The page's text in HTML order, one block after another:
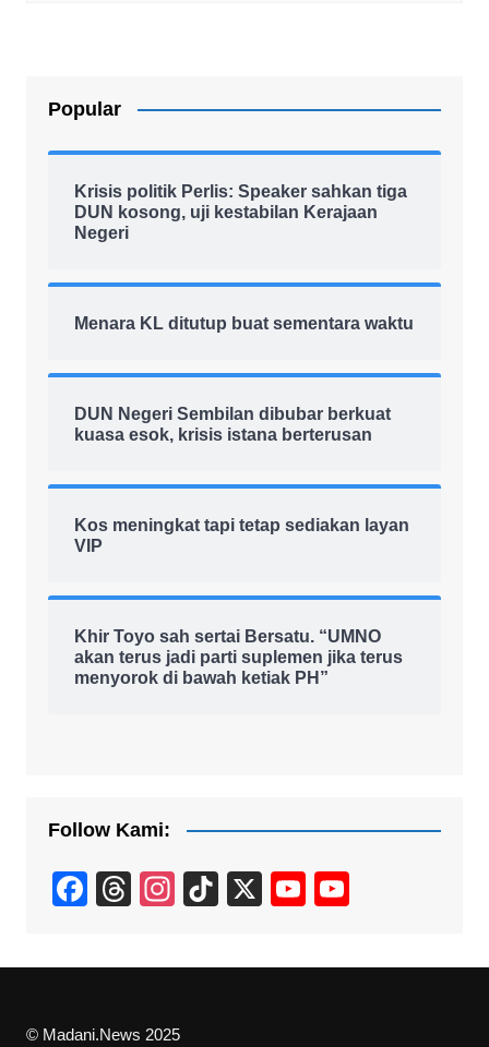
Popular
Krisis politik Perlis: Speaker sahkan tiga
DUN kosong, uji kestabilan Kerajaan
Negeri
Menara KL ditutup buat sementara waktu
DUN Negeri Sembilan dibubar berkuat
kuasa esok, krisis istana berterusan
Kos meningkat tapi tetap sediakan layan
VIP
Khir Toyo sah sertai Bersatu. “UMNO
akan terus jadi parti suplemen jika terus
menyorok di bawah ketiak PH”
Follow Kami:
F
c
b
T
e
d
In
a
a
Ti
T
X Y
u
Y
u
© Madani.News 2025